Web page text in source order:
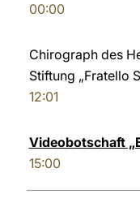
00:00
Chirograph des
Stiftung „Fratello
12:01
Videobotschaft
15:00